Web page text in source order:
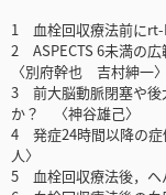
1 血栓回収療法前にrt-
2 ASPECTS 6未満の
〈別府幹也 吉村紳一〉
3 前大脳動脈閉塞や後
か？ 〈神谷雄己〉
4 発症24時間以降の
人〉
5 血栓回収療法後，ヘ